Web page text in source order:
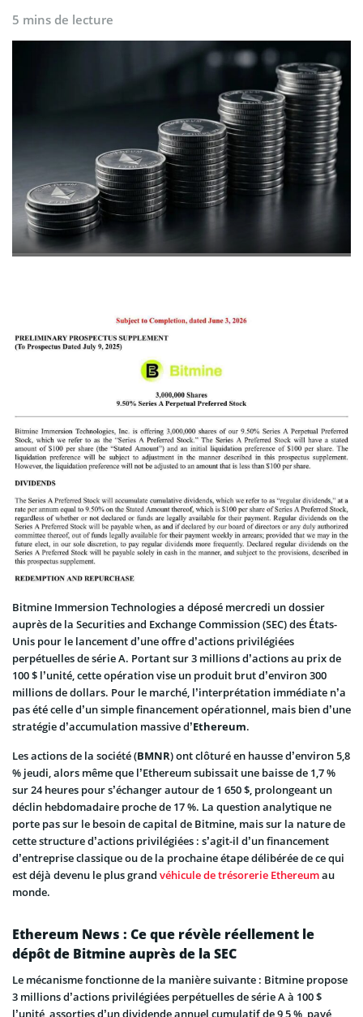
5 mins de lecture
Bitmine Immersion Technologies a déposé mercredi un dossier
auprès de la Securities and Exchange Commission (SEC) des États-
Unis pour le lancement d’une offre d’actions privilégiées
perpétuelles de série A. Portant sur 3 millions d’actions au prix de
100 $ l’unité, cette opération vise un produit brut d’environ 300
millions de dollars. Pour le marché, l’interprétation immédiate n’a
pas été celle d’un simple financement opérationnel, mais bien d’une
stratégie d’accumulation massive d’Ethereum.
Les actions de la société (BMNR) ont clôturé en hausse d’environ 5,8
% jeudi, alors même que l’Ethereum subissait une baisse de 1,7 %
sur 24 heures pour s’échanger autour de 1 650 $, prolongeant un
déclin hebdomadaire proche de 17 %. La question analytique ne
porte pas sur le besoin de capital de Bitmine, mais sur la nature de
cette structure d’actions privilégiées : s’agit-il d’un financement
d’entreprise classique ou de la prochaine étape délibérée de ce qui
est déjà devenu le plus grand véhicule de trésorerie Ethereumau
monde.
Ethereum News : Ce que révèle réellement le
dépôt de Bitmine auprès de la SEC
Le mécanisme fonctionne de la manière suivante : Bitmine propose
3 millions d’actions privilégiées perpétuelles de série A à 100 $
l’unité, assorties d’un dividende annuel cumulatif de 9,5 %, payé